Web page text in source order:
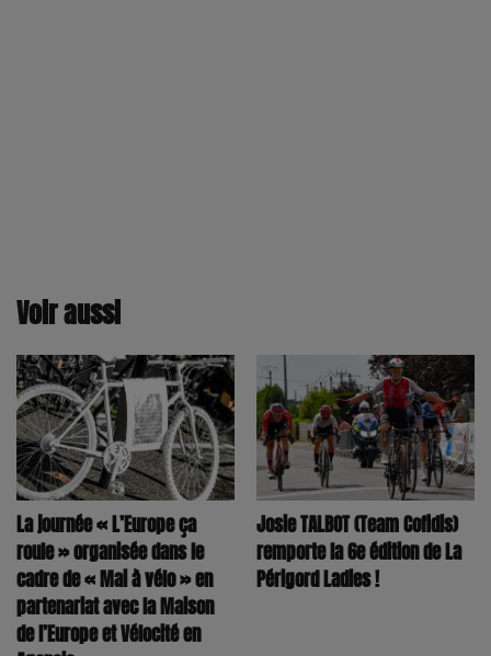
Voir aussi
La journée « L’Europe ça
roule » organisée dans le
cadre de « Mai à vélo » en
partenariat avec la Maison
de l’Europe et Vélocité en
Josie TALBOT (Team Cofidis)
remporte la 6e édition de La
Périgord Ladies !